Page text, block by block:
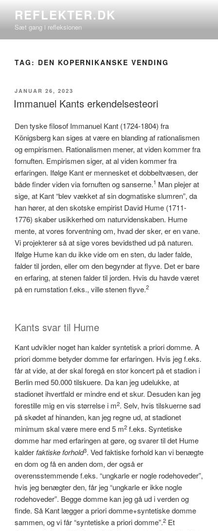
indhold
REFLEKTER.DK
Sæt gang i refleksionen
TAG: DEN KOPERNIKANSKE VENDING
UDGIVET
DEN
JANUAR 26, 2023
Immanuel Kants erkendelsesteori
Den tyske filosof Immanuel Kant (1724-1804) fra
Königsberg kan siges at være en blanding af rationalismen
og empirismen. Rationalismen mener, at viden kommer fra
fornuften. Empirismen siger, at al viden kommer fra
erfaringen. Ifølge Kant er mennesket et dobbeltvæsen, der
både finder viden via fornuften og sanserne.1 Man plejer at
sige, at Kant “blev vækket af sin dogmatiske slumren”, da
han hører, at den skotske empirist David Hume (1711-
1776) skaber usikkerhed om naturvidenskaben. Hume
mente, at vores forventning om, hvad der sker, er en vane.
Vi projekterer så at sige vores bevidsthed ud på naturen.
Ifølge Hume kan du ikke vide om en sten, du lader falde,
falder til jorden, eller om den begynder at flyve. Det er bare
en erfaring, at stenen falder til jorden. Hvis du havde været
på en rumstation f.eks., ville stenen flyve.2
Kants svar til Hume
Kant udvikler noget han kalder syntetisk a priori domme. A
priori domme betyder domme før erfaringen. Hvis jeg f.eks.
får at vide, at der skal foregå en stor koncert på et stadion i
Berlin med 50.000 tilskuere. Da kan jeg udelukke, at
stadionet ihvertfald er mindre end et skur. Desuden kan jeg
forestille mig en vis størrelse i m2. Selv, hvis tilskuerne sad
på skødet af hinanden, kan jeg regne ud, at stadionet
minimum skal være mere end 5 m2 f.eks. Syntetiske
domme har med erfaringen at gøre, og svarer til det Hume
kalderfaktiske forhold3. Ved faktiske forhold kan vi benægte
en dom og få en anden dom, der også er
overensstemmende f.eks. “ungkarle er nogle rodehoveder”,
hvis jeg benægter den, får jeg “ungkarle er ikke nogle
rodehoveder”. Begge domme kan jeg gå ud i verden og
finde. Så Kant lægger a priori domme+syntetiske domme
sammen, og vi får “syntetiske a priori domme”.2 Et